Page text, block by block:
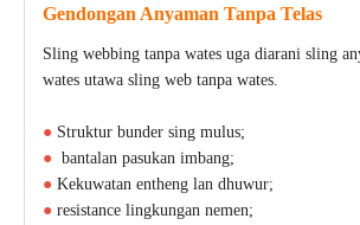
Gendongan Anyaman Tanpa Telas
Sling webbing tanpa wates uga diarani sling
wates utawa sling web tanpa wates.
● Struktur bunder sing mulus;
● bantalan pasukan imbang;
● Kekuwatan entheng lan dhuwur;
● resistance lingkungan nemen;